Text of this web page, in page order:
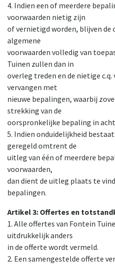
4. Indien een of meerdere
voorwaarden nietig zijn
of vernietigd worden, blijven de
algemene
voorwaarden volledig van
Tuinen zullen dan in
overleg treden en de nietige
vervangen met
nieuwe bepalingen, waarbij
strekking van de
oorspronkelijke bepaling in
5. Indien onduidelijkheid
geregeld omtrent de
uitleg van één of meerdere
voorwaarden,
dan dient de uitleg plaats te
bepalingen.
Artikel 3: Offertes en
1. Alle offertes van Fontein
uitdrukkelijk anders
in de offerte wordt vermeld.
2. Een samengestelde offerte